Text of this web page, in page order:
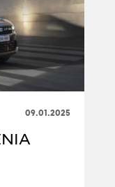
09.01.2025